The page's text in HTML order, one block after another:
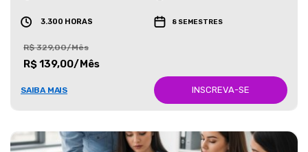
3.300 HORAS 8 SEMESTRES
R$ 329,00/Mês
R$ 139,00/Mês
SAIBA MAIS INSCREVA-SE